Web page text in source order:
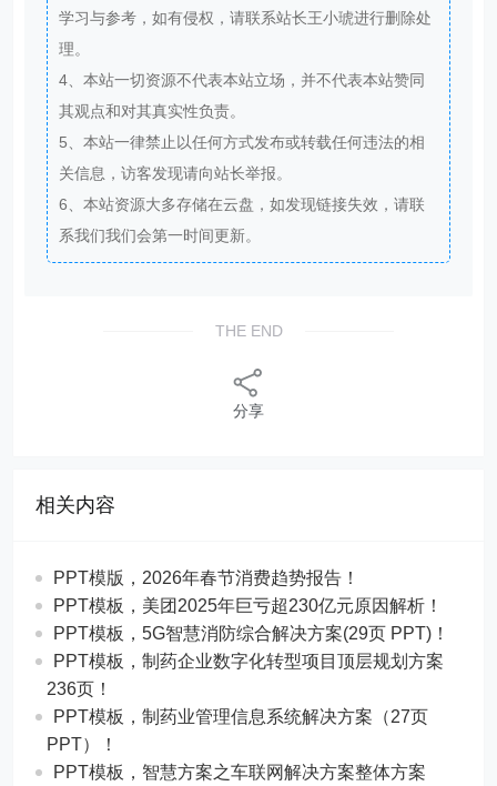
学习与参考，如有侵权，请联系站长王小琥进行删除处
理。
4、本站一切资源不代表本站立场，并不代表本站赞同
其观点和对其真实性负责。
5、本站一律禁止以任何方式发布或转载任何违法的相
关信息，访客发现请向站长举报。
6、本站资源大多存储在云盘，如发现链接失效，请联
系我们我们会第一时间更新。
THE END
分享
相关内容
PPT模版，2026年春节消费趋势报告！
PPT模板，美团2025年巨亏超230亿元原因解析！
PPT模板，5G智慧消防综合解决方案(29页 PPT)！
PPT模板，制药企业数字化转型项目顶层规划方案
236页！
PPT模板，制药业管理信息系统解决方案（27页
PPT）！
PPT模板，智慧方案之车联网解决方案整体方案